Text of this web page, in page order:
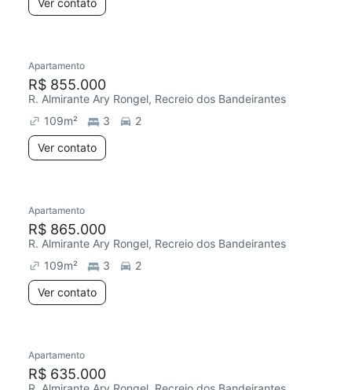
Ver contato
Apartamento
R$ 855.000
R. Almirante Ary Rongel, Recreio dos Bandeirantes
109m² 3
2
Ver contato
Apartamento
R$ 865.000
R. Almirante Ary Rongel, Recreio dos Bandeirantes
109m² 3
2
Ver contato
Apartamento
R$ 635.000